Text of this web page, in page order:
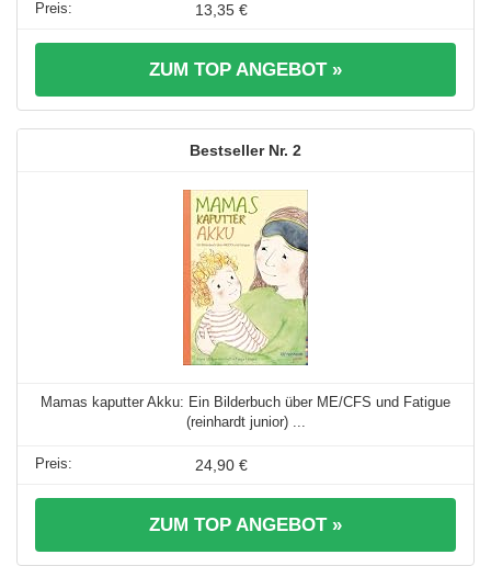
13,35 €
ZUM TOP ANGEBOT »
2
Mamas kaputter Akku: Ein Bilderbuch über ME/CFS und Fatigue
(reinhardt junior) ...
24,90 €
ZUM TOP ANGEBOT »